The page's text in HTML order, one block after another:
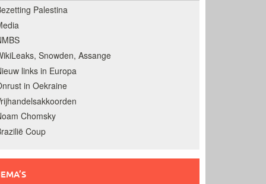
Palestina
Snowden, Assange
links in Europa
in Oekraine
Chomsky
Coup